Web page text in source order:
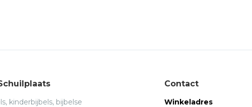
kinderbijbels, bijbelse
Contact
Winkeladres